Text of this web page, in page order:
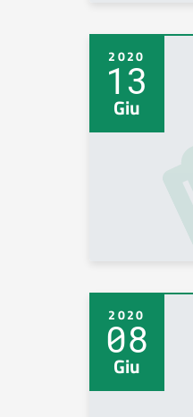
2020
13
Giu
2020
08
Giu